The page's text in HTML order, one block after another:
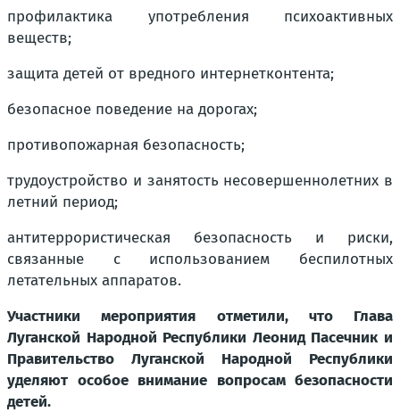
профилактика употребления психоактивных
веществ;
защита детей от вредного интернетконтента;
безопасное поведение на дорогах;
противопожарная безопасность;
трудоустройство и занятость несовершеннолетних в
летний период;
антитеррористическая безопасность и риски,
связанные с использованием беспилотных
летательных аппаратов.
Участники мероприятия отметили, что Глава
Луганской Народной Республики Леонид Пасечник и
Правительство Луганской Народной Республики
уделяют особое внимание вопросам безопасности
детей.